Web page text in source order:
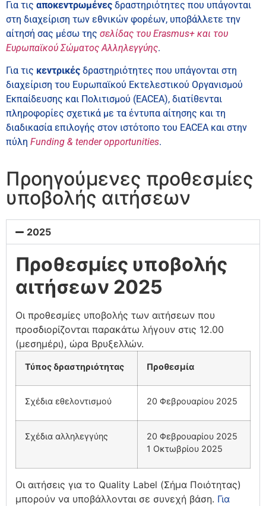
Για τις αποκεντρωμένες δραστηριότητες που υπάγονται
στη διαχείριση των εθνικών φορέων, υποβάλλετε την
αίτησή σας μέσω της σελίδας του Erasmus+ και του
Ευρωπαϊκού Σώματος Αλληλεγγύης.
Για τις κεντρικές δραστηριότητες που υπάγονται στη
διαχείριση του Ευρωπαϊκού Εκτελεστικού Οργανισμού
Εκπαίδευσης και Πολιτισμού (EACEA), διατίθενται
πληροφορίες σχετικά με τα έντυπα αίτησης και τη
διαδικασία επιλογής στον ιστότοπο του EACEA και στην
πύλη Funding & tender opportunities.
Προηγούμενες προθεσμίες
υποβολής αιτήσεων
2025
Προθεσμίες υποβολής
αιτήσεων 2025
Οι προθεσμίες υποβολής των αιτήσεων που
προσδιορίζονται παρακάτω λήγουν στις 12.00
(μεσημέρι), ώρα Βρυξελλών.
Τύπος δραστηριότητας Προθεσμία
Σχέδια εθελοντισμού 20 Φεβρουαρίου 2025
Σχέδια αλληλεγγύης
20 Φεβρουαρίου 2025
1 Οκτωβρίου 2025
Οι αιτήσεις για το Quality Label (Σήμα Ποιότητας)
μπορούν να υποβάλλονται σε συνεχή βάση. Για